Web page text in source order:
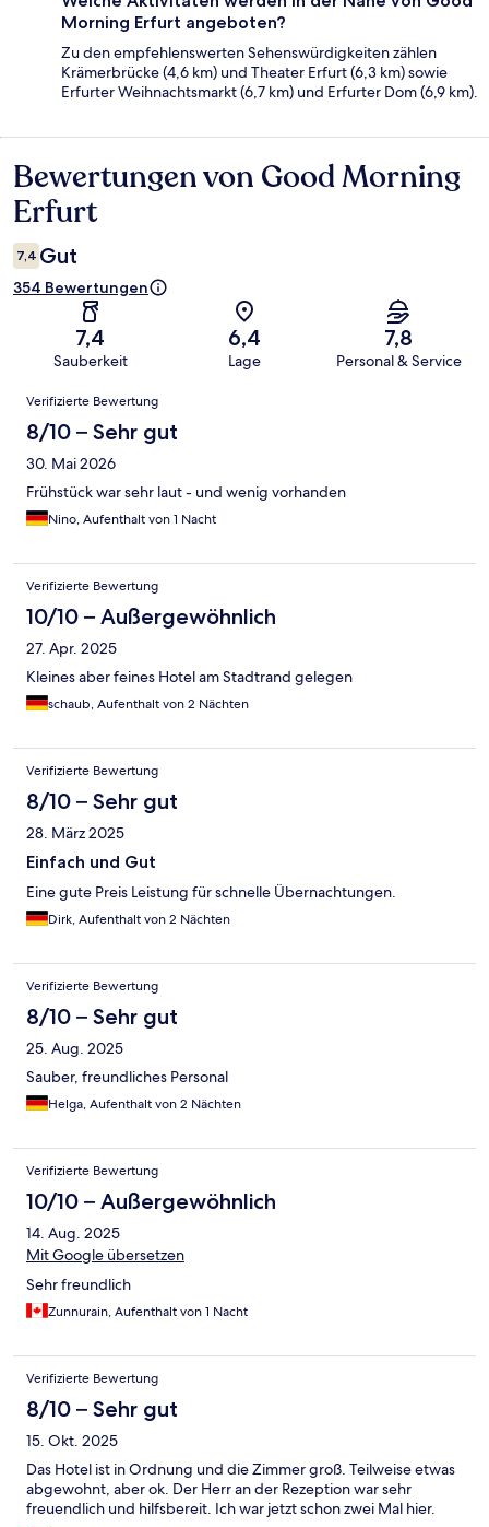
Morning Erfurt angeboten?
Zu den empfehlenswerten Sehenswürdigkeiten zählen
Krämerbrücke (4,6 km) und Theater Erfurt (6,3 km) sowie
Erfurter Weihnachtsmarkt (6,7 km) und Erfurter Dom (6,9 km).
Bewertungen
Bewertungen von Good Morning
Erfurt
7,4 Gut
354 Bewertungen
7,4
Sauberkeit
6,4
Lage
7,8
Personal & Service
Bewertungen
Verifizierte Bewertung
8/10 – Sehr gut
30. Mai 2026
Frühstück war sehr laut - und wenig vorhanden
Nino, Aufenthalt von 1 Nacht
Verifizierte Bewertung
10/10 – Außergewöhnlich
27. Apr. 2025
Kleines aber feines Hotel am Stadtrand gelegen
schaub, Aufenthalt von 2 Nächten
Verifizierte Bewertung
8/10 – Sehr gut
28. März 2025
Einfach und Gut
Eine gute Preis Leistung für schnelle Übernachtungen.
Dirk, Aufenthalt von 2 Nächten
Verifizierte Bewertung
8/10 – Sehr gut
25. Aug. 2025
Sauber, freundliches Personal
Helga, Aufenthalt von 2 Nächten
Verifizierte Bewertung
10/10 – Außergewöhnlich
14. Aug. 2025
Mit Google übersetzen
Sehr freundlich
Zunnurain, Aufenthalt von 1 Nacht
Verifizierte Bewertung
8/10 – Sehr gut
15. Okt. 2025
Das Hotel ist in Ordnung und die Zimmer groß. Teilweise etwas
abgewohnt, aber ok. Der Herr an der Rezeption war sehr
freuendlich und hilfsbereit. Ich war jetzt schon zwei Mal hier.